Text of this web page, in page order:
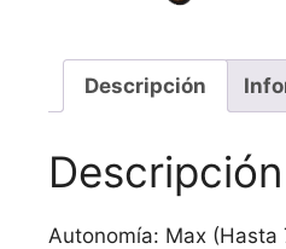
Descripción
Descripción
Autonomía: Max